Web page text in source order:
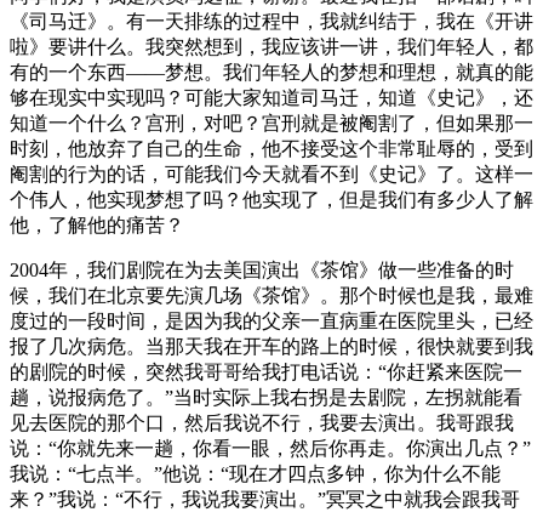
《司马迁》。有一天排练的过程中，我就纠结于，我在《开讲
啦》要讲什么。我突然想到，我应该讲一讲，我们年轻人，都
有的一个东西——梦想。我们年轻人的梦想和理想，就真的能
够在现实中实现吗？可能大家知道司马迁，知道《史记》，还
知道一个什么？宫刑，对吧？宫刑就是被阉割了，但如果那一
时刻，他放弃了自己的生命，他不接受这个非常耻辱的，受到
阉割的行为的话，可能我们今天就看不到《史记》了。这样一
个伟人，他实现梦想了吗？他实现了，但是我们有多少人了解
他，了解他的痛苦？
2004年，我们剧院在为去美国演出《茶馆》做一些准备的时
候，我们在北京要先演几场《茶馆》。那个时候也是我，最难
度过的一段时间，是因为我的父亲一直病重在医院里头，已经
报了几次病危。当那天我在开车的路上的时候，很快就要到我
的剧院的时候，突然我哥哥给我打电话说：“你赶紧来医院一
趟，说报病危了。”当时实际上我右拐是去剧院，左拐就能看
见去医院的那个口，然后我说不行，我要去演出。我哥跟我
说：“你就先来一趟，你看一眼，然后你再走。你演出几点？”
我说：“七点半。”他说：“现在才四点多钟，你为什么不能
来？”我说：“不行，我说我要演出。”冥冥之中就我会跟我哥